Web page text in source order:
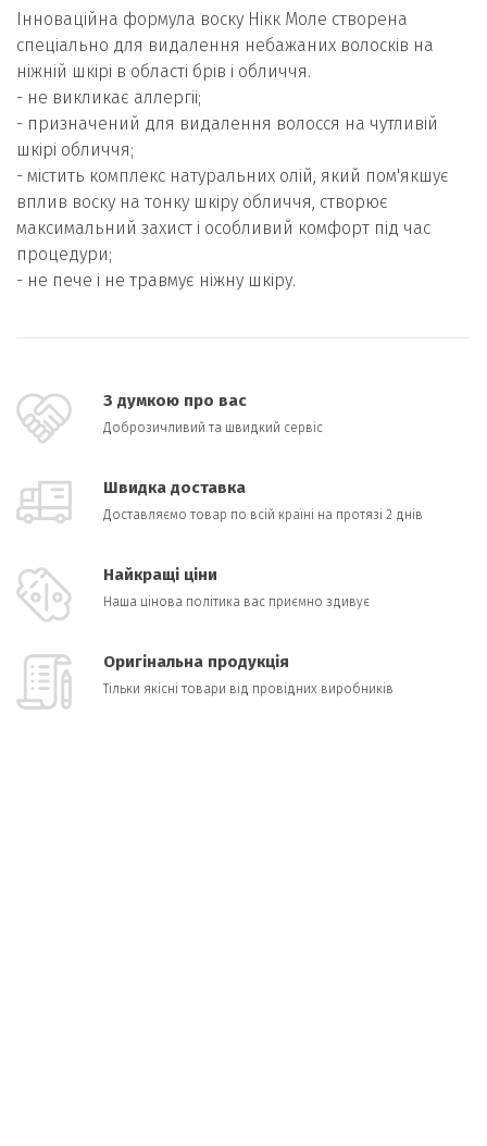
Інноваційна формула воску Нікк Моле створена
спеціально для видалення небажаних волосків на
ніжній шкірі в області брів і обличчя.
- не викликає аллергіі;
- призначений для видалення волосся на чутливій
шкірі обличчя;
- містить комплекс натуральних олій, який пом'якшує
вплив воску на тонку шкіру обличчя, створює
максимальний захист і особливий комфорт під час
процедури;
- не пече і не травмує ніжну шкіру.
З думкою про вас
Доброзичливий та швидкий сервіс
Швидка доставка
Доставляємо товар по всій країні на протязі 2 днів
Найкращі ціни
Наша цінова політика вас приємно здивує
Оригінальна продукція
Тільки якісні товари від провідних виробників